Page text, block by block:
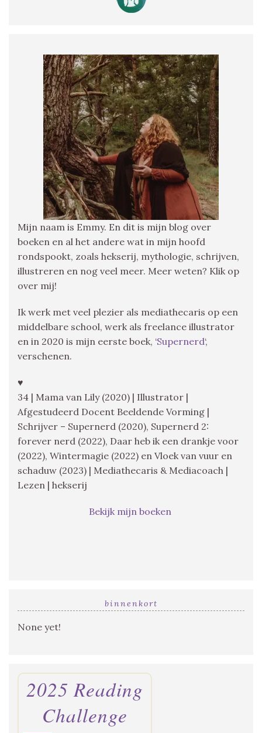
Mijn naam is Emmy. En dit is mijn blog over
boeken en al het andere wat in mijn hoofd
rondspookt, zoals hekserij, mythologie, schrijven,
illustreren en nog veel meer. Meer weten? Klik op
over mij!
Ik werk met veel plezier als mediathecaris op een
middelbare school, werk als freelance illustrator
en in 2020 is mijn eerste boek, ‘Supernerd‘,
verschenen.
♥
34 | Mama van Lily (2020) | Illustrator |
Afgestudeerd Docent Beeldende Vorming |
Schrijver – Supernerd (2020), Supernerd 2:
forever nerd (2022), Daar heb ik een drankje voor
(2022), Wintermagie (2022) en Vloek van vuur en
schaduw (2023) | Mediathecaris & Mediacoach |
Lezen | hekserij
Bekijk mijn boeken
binnenkort
None yet!
2025 Reading
Challenge